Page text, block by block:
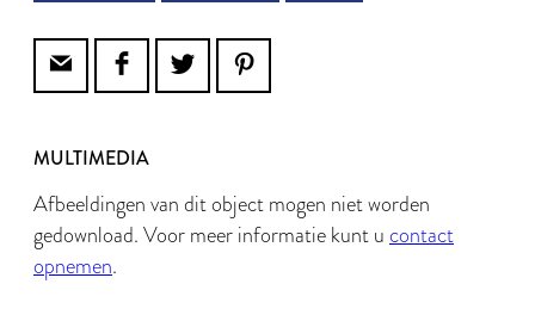
MULTIMEDIA
Afbeeldingen van dit object mogen niet worden
gedownload. Voor meer informatie kunt u contact
opnemen.